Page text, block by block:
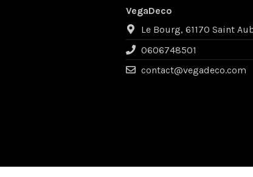
VegaDeco
Le Bourg, 61170 Saint
0606748501
contact@vegadeco.com